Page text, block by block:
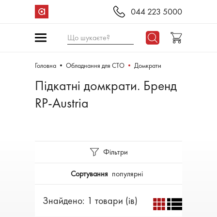
044 223 5000
Що шукаєте?
Головна Обладнання для СТО Домкрати
Підкатні домкрати. Бренд
RP-Austria
Фільтри
Сортування популярні
Знайдено: 1 товари (ів)